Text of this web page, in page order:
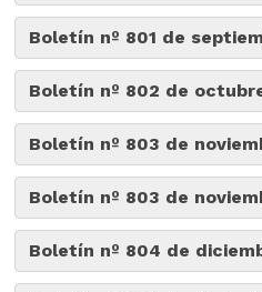
Boletín nº 801 de
Boletín nº 802 de
Boletín nº 803 de
Boletín nº 803 de
Boletín nº 804 de